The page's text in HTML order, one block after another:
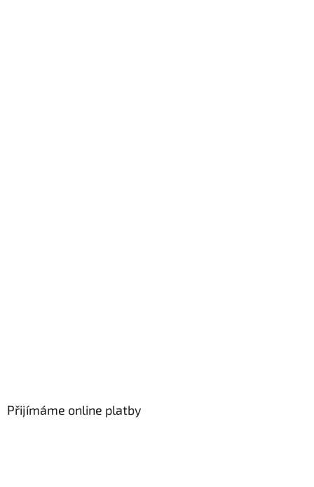
Přijímáme online platby